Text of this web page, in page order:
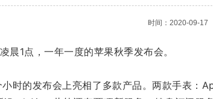
时间：2020-09-17
晨1点，一年一度的苹果秋季发布会。
小时的发布会上亮相了多款产品。两款手表